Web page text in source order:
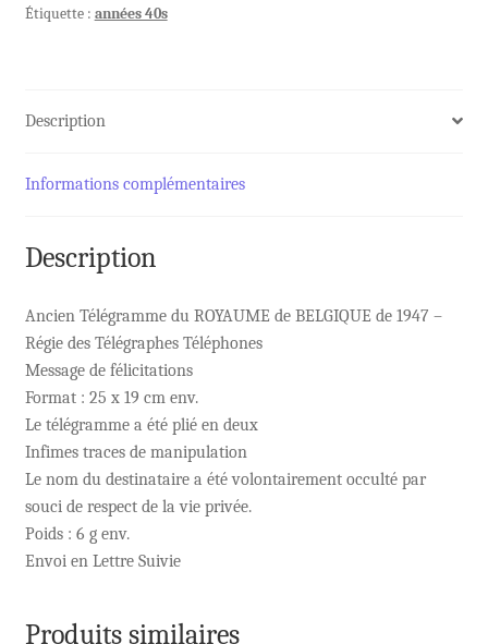
BELGIQUE
Étiquette : années 40s
Description
Informations complémentaires
Description
Ancien Télégramme du ROYAUME de BELGIQUE de 1947 –
Régie des Télégraphes Téléphones
Message de félicitations
Format : 25 x 19 cm env.
Le télégramme a été plié en deux
Infimes traces de manipulation
Le nom du destinataire a été volontairement occulté par
souci de respect de la vie privée.
Poids : 6 g env.
Envoi en Lettre Suivie
Produits similaires